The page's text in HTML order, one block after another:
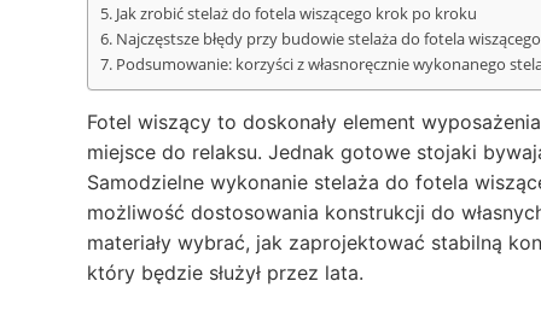
Jak zrobić stelaż do fotela wiszącego krok po kroku
Najczęstsze błędy przy budowie stelaża do fotela wiszącego
Podsumowanie: korzyści z własnoręcznie wykonanego
Fotel wiszący to doskonały element
miejsce do relaksu. Jednak gotowe stojaki
Samodzielne wykonanie stelaża do fotela
możliwość dostosowania konstrukcji do
materiały wybrać, jak zaprojektować stabilną
który będzie służył przez lata.